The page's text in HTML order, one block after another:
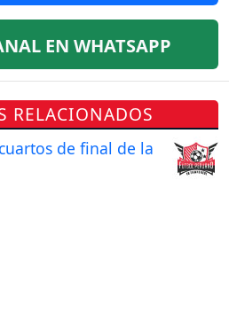
EN WHATSAPP
RELACIONADOS